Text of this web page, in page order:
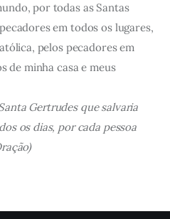
por todas as Santas
em todos os lugares,
pelos pecadores em
de minha casa e meus
Gertrudes que salvaria
os dias, por cada pessoa